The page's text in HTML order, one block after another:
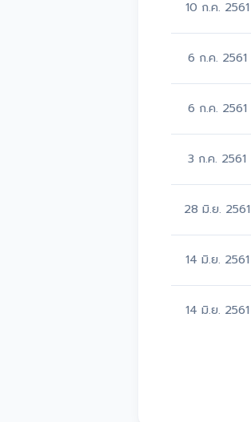
10 ก.ค. 2561
6 ก.ค. 2561
6 ก.ค. 2561
3 ก.ค. 2561
28 มิ.ย. 2561
14 มิ.ย. 2561
14 มิ.ย. 2561